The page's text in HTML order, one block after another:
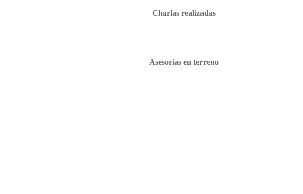
Charlas realizadas
Asesorías en terreno